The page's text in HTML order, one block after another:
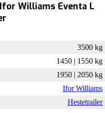
Williams Eventa L
3500 kg
1450 | 1550 kg
1950 | 2050 kg
Ifor Williams
Hestetrailer